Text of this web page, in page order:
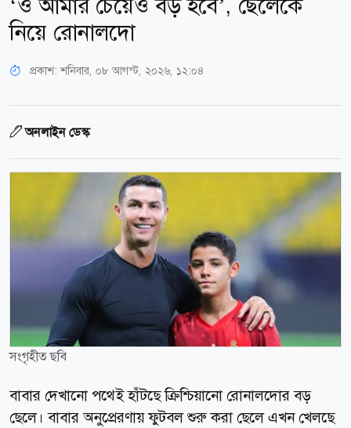
‘ও আমার চেয়েও বড় হবে’, ছেলেকে
নিয়ে রোনালদো
প্রকাশ:শনিবার, ০৮ আগস্ট, ২০২৬, ১২:০৪
অনলাইন ডেস্ক
সংগৃহীত ছবি
বাবার দেখানো পথেই হাঁটছে ক্রিশ্চিয়ানো রোনালদোর বড়
ছেলে। বাবার অনুপ্রেরণায় ফুটবল শুরু করা ছেলে এখন খেলছে